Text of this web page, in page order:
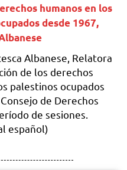
humanos en los
desde 1967,
Albanese, Relatora
de los derechos
palestinos ocupados
de Derechos
de sesiones.
español)